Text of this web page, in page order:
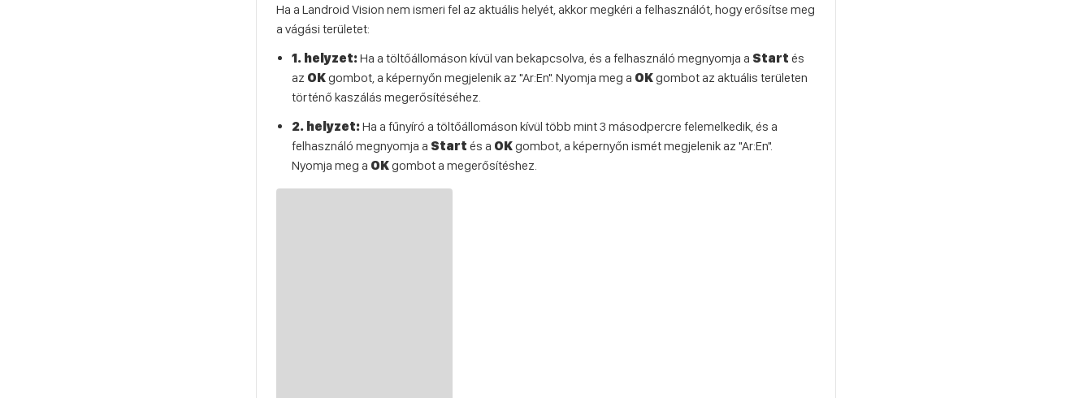
Ha a Landroid Vision nem ismeri fel az aktuális helyét, akkor megkéri a felhasználót, hogy erősítse meg
a vágási területet:
1. helyzet:Ha a töltőállomáson kívül van bekapcsolva, és a felhasználó megnyomja a Start és
az OKgombot, a képernyőn megjelenik az "Ar:En". Nyomja meg a OKgombot az aktuális területen
történő kaszálás megerősítéséhez.
2. helyzet:Ha a fűnyíró a töltőállomáson kívül több mint 3 másodpercre felemelkedik, és a
felhasználó megnyomja a Start és a OKgombot, a képernyőn ismét megjelenik az "Ar:En".
Nyomja meg a OKgombot a megerősítéshez.